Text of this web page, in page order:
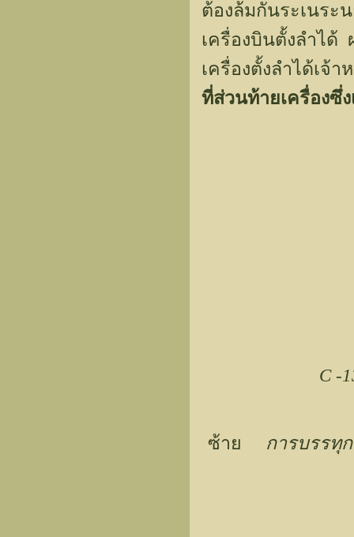
ต้องล้มกันระเนร
เครื่องบินตั้งลำได้
เครื่องตั้งลำได้เจ้
ที่ส่วนท้ายเครื่องซึ่
C -
ซ้าย การบร